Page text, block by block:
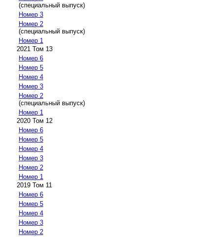
(специальный выпуск)
Номер 3
Номер 2
(специальный выпуск)
Номер 1
2021 Том 13
Номер 6
Номер 5
Номер 4
Номер 3
Номер 2
(специальный выпуск)
Номер 1
2020 Том 12
Номер 6
Номер 5
Номер 4
Номер 3
Номер 2
Номер 1
2019 Том 11
Номер 6
Номер 5
Номер 4
Номер 3
Номер 2